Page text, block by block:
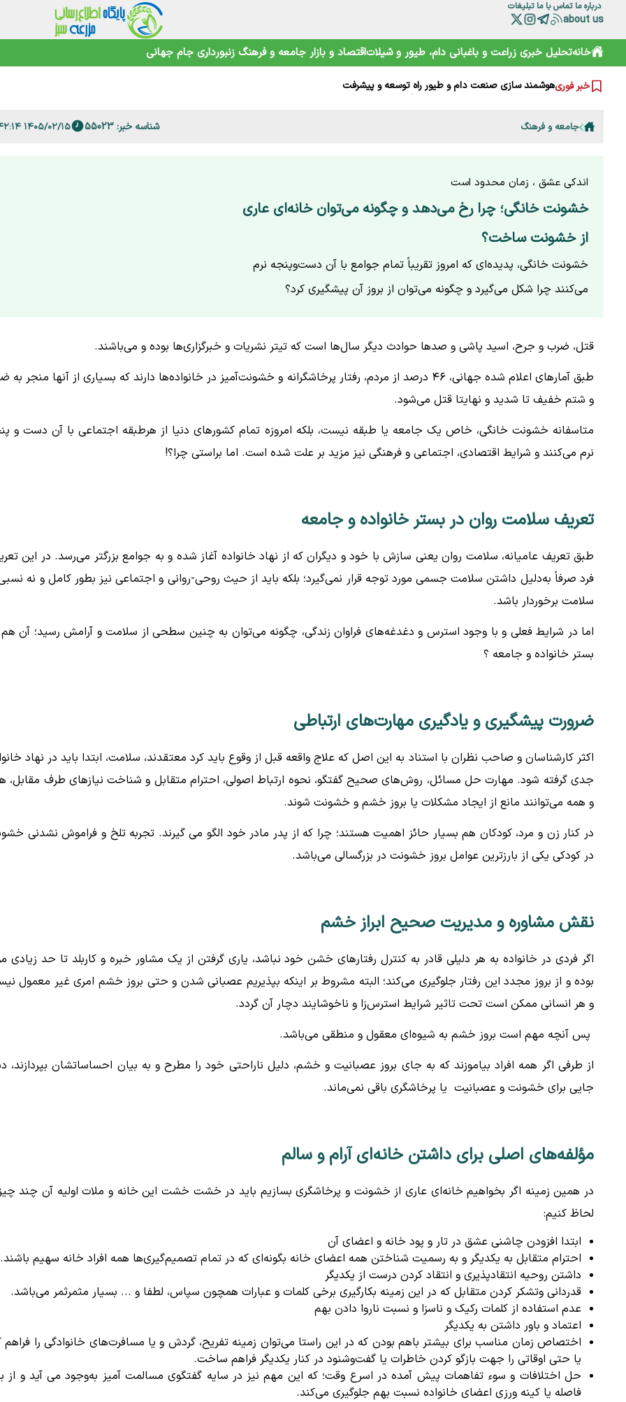
درباره ما تماس با ما تبلیغات
about us
خانهتحلیل خبری زراعت و باغبانی دام، طیور و شیلاتاقتصاد و بازار جامعه و فرهنگ زنبورداری جام جهانی
خبر فوری
ترامپ از کدام مذاکره می‌گوید؟ روایت مبهم از پشت‌پرده خلیج فارس
شارژ کالابرگ الکترونیکی مرداد آغاز شد
هشدار هواشناسی تهران؛ باد شدید و گرد و خاک در راه است
گوزن زرد ایرانی؛ از شایعه ذبح تا سفر به خانه جدید
ترامپ، اسرائیلی‌ها را هم کلافه کرده است
اودیسه اکوسیستم نوآوری؛ حکمرانی نوین به کجا می‌رسد؟
جامعه و فرهنگ شناسه خبر: 55023 ۱۴۰۵/۰۲/۱۵ ۱۲:۴۲:۱۴
اندکی عشق ، زمان محدود است
خشونت خانگی؛ چرا رخ می‌دهد و چگونه می‌توان خانه‌ای عاری
از خشونت ساخت؟
خشونت خانگی، پدیده‌ای که امروز تقریباً تمام جوامع با آن دست‌وپنجه نرم
می‌کنند چرا شکل می‌گیرد و چگونه می‌توان از بروز آن پیشگیری کرد؟
قتل، ضرب و جرح، اسید پاشی و صدها حوادث دیگر سال‌ها است که تیتر نشریات و خبرگزاری‌ها بوده و می‌باشند.
طبق آمارهای اعلام شده جهانی، ۴۶ درصد از مردم، رفتار پرخاشگرانه و خشونت‌آمیز در خانواده‌ها دارند که بسیاری از آنها منجر
و شتم خفیف تا شدید و نهایتا قتل می‌شود.
متاسفانه خشونت خانگی، خاص یک جامعه یا طبقه نیست، بلکه امروزه تمام کشورهای دنیا از هرطبقه اجتماعی با آن دست و
نرم می‌کنند و شرایط اقتصادی، اجتماعی و فرهنگی نیز مزید بر علت شده است. اما براستی چرا؟!
تعریف سلامت روان در بستر خانواده و جامعه
طبق تعریف عامیانه، سلامت روان یعنی سازش با خود و دیگران که از نهاد خانواده آغاز شده و به جوامع بزرگتر می‌رسد. در این
فرد صرفاً به‌دلیل داشتن سلامت جسمی مورد توجه قرار نمی‌گیرد؛ بلکه باید از حیث روحی-روانی و اجتماعی نیز بطور کامل و نه
سلامت برخوردار باشد.
اما در شرایط فعلی و با وجود استرس و دغدغه‌های فراوان زندگی، چگونه می‌توان به چنین سطحی از سلامت و آرامش رسید؛ آن
بستر خانواده و جامعه ؟
ضرورت پیشگیری و یادگیری مهارت‌های ارتباطی
اکثر کارشناسان و صاحب نظران با استناد به این اصل که علاج‌‌ واقعه قبل از وقوع باید کرد معتقدند، سلامت، ابتدا باید در نهاد
جدی گرفته شود. مهارت حل مسائل، روش‌های صحیح گفتگو، نحوه ارتباط اصولی، احترام متقابل و شناخت نیازهای طرف مقابل،
و همه می‌توانند مانع از ایجاد مشکلات یا بروز خشم و خشونت شوند.
در کنار زن و مرد، کودکان هم بسیار حائز اهمیت هستند؛ چرا که از پدر مادر خود الگو می گیرند. تجربه تلخ و فراموش نشدنی
در کودکی یکی از بارزترین عوامل بروز خشونت در بزرگسالی می‌باشد.
نقش مشاوره و مدیریت صحیح ابراز خشم
اگر فردی در خانواده به هر دلیلی قادر به کنترل رفتارهای خشن خود نباشد، یاری گرفتن از یک مشاور خبره و کاربلد تا حد زیادی
بوده و از بروز مجدد این رفتار جلوگیری می‌کند؛ البته مشروط بر اینکه بپذیریم عصبانی شدن و حتی بروز خشم امری غیر معمول
و هر انسانی ممکن است تحت تاثیر شرایط استرس‌زا و ناخوشایند دچار آن گردد.
پس آنچه مهم است بروز خشم به شیوه‌ای معقول و منطقی می‌باشد.
از طرفی اگر همه افراد بیاموزند که به جای بروز عصبانیت و خشم، دلیل ناراحتی خود را مطرح و به بیان احساساتشان بپردازند،
جایی برای خشونت و عصبانیت یا پرخاشگری باقی نمی‌ماند.
مؤلفه‌های اصلی برای داشتن خانه‌ای آرام و سالم
در همین زمینه اگر بخواهیم خانه‌ای عاری از خشونت و پرخاشگری بسازیم باید در خشت خشت این خانه و ملات اولیه آن چند
لحاظ کنیم:
ابتدا افزودن چاشنی عشق در تار و پود خانه و اعضای آن
احترام متقابل به یکدیگر و به رسمیت شناختن همه اعضای خانه بگونه‌ای که در تمام تصمیم‌گیری‌ها همه افراد خانه سهیم باشند.
داشتن روحیه انتقادپذیری و انتقاد کردن درست از یکدیگر
قدردانی و‌تشکر کردن متقابل که در این زمینه بکارگیری برخی کلمات و عبارات همچون سپاس، لطفا و ... بسیار مثمرثمر می‌باشد.
عدم استفاده از کلمات رکیک و ناسزا و نسبت ناروا دادن بهم
اعتماد و باور داشتن به یکدیگر
اختصاص زمان مناسب برای بیشتر باهم بودن که در این راستا می‌توان زمینه تفریح، گردش و یا مسافرت‌های خانوادگی را فراهم
یا حتی اوقاتی را جهت بازگو کردن خاطرات یا گفت‌و‌شنود در کنار یکدیگر فراهم ساخت.
حل اختلافات و سوء تفاهمات پیش آمده در اسرع وقت؛ که این مهم نیز در سایه گفتگوی مسالمت آمیز به‌وجود می آید و از
فاصله یا کینه ورزی اعضای خانواده نسبت بهم جلوگیری می‌کند.